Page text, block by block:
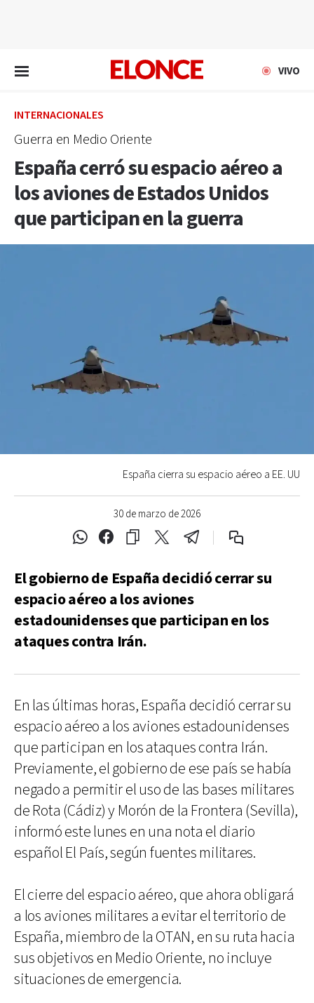
VIVO
INTERNACIONALES
Guerra en Medio Oriente
España cerró su espacio aéreo a
los aviones de Estados Unidos
que participan en la guerra
30 de marzo de 2026
España cierra su espacio aéreo a EE. UU
El gobierno de ​España decidió cerrar su
espacio aéreo a los aviones
estadounidenses que ‌participan en los
‌ataques contra Irán.
En las últimas horas, España decidió cerrar su
espacio aéreo a los aviones estadounidenses
que participan en los ataques contra Irán.
Previamente, el gobierno de ese país se había
negado a permitir el uso de las bases militares
de Rota (Cádiz) y Morón de la Frontera (Sevilla),
informó este lunes en una nota el diario
español El País, según fuentes militares.
El cierre del espacio aéreo, que ahora obligará
a los aviones militares a evitar el territorio de
España, miembro de la OTAN, en su ruta hacia
sus objetivos en Medio Oriente, no incluye
situaciones de emergencia.